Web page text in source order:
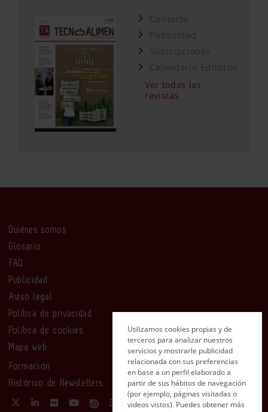
Contacto
Publicidad
Suscripciones
Calendario Editorial
Ver todas las
revistas
Quiénes somos
Glosario
FAQ
Publicidad
Aviso legal
Política de privacidad
Política de cookies
Mapa web
Formación
Histórico de Newsletters
Utilizamos cookies propias y de
terceros para analizar nuestros
servicios y mostrarle publicidad
relacionada con sus preferencias
en base a un perfil elaborado a
partir de sus hábitos de navegación
(por ejemplo, páginas visitadas o
videos vistos). Puedes obtener más